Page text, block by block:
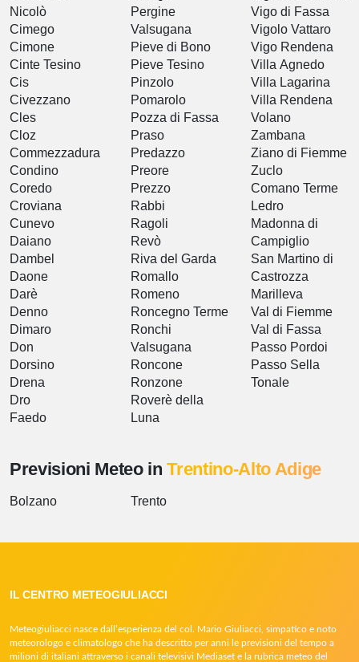
Nicolò
Cimego
Cimone
Cinte Tesino
Cis
Civezzano
Cles
Cloz
Commezzadura
Condino
Coredo
Croviana
Cunevo
Daiano
Dambel
Daone
Darè
Denno
Dimaro
Don
Dorsino
Drena
Dro
Faedo
Pergine
Valsugana
Pieve di Bono
Pieve Tesino
Pinzolo
Pomarolo
Pozza di Fassa
Praso
Predazzo
Preore
Prezzo
Rabbi
Ragoli
Revò
Riva del Garda
Romallo
Romeno
Roncegno Terme
Ronchi
Valsugana
Roncone
Ronzone
Roverè della
Luna
Vigo di Fassa
Vigolo Vattaro
Vigo Rendena
Villa Agnedo
Villa Lagarina
Villa Rendena
Volano
Zambana
Ziano di Fiemme
Zuclo
Comano Terme
Ledro
Madonna di
Campiglio
San Martino di
Castrozza
Marilleva
Val di Fiemme
Val di Fassa
Passo Pordoi
Passo Sella
Tonale
Previsioni Meteo inTrentino-Alto Adige
Bolzano Trento
IL CENTRO METEOGIULIACCI
Meteogiuliacci nasce dall’esperienza del col. Mario Giuliacci, simpatico e noto
meteorologo e climatologo che ha descritto per anni le previsioni del tempo a
milioni di italiani attraverso i canali televisivi Mediaset e la rubrica meteo del